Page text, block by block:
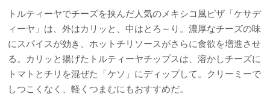
トルティーヤでチーズを挟んだ人気のメキシコ風ピザ「ケサデ
ィーヤ」は、外はカリッと、中はとろ～り。濃厚なチーズの味
にスパイスが効き、ホットチリソースがさらに食欲を増進させ
る。カリッと揚げたトルティーヤチップスは、溶かしチーズに
トマトとチリを混ぜた「ケソ」にディップして。クリーミーで
しつこくなく、軽くつまむにもおすすめだ。